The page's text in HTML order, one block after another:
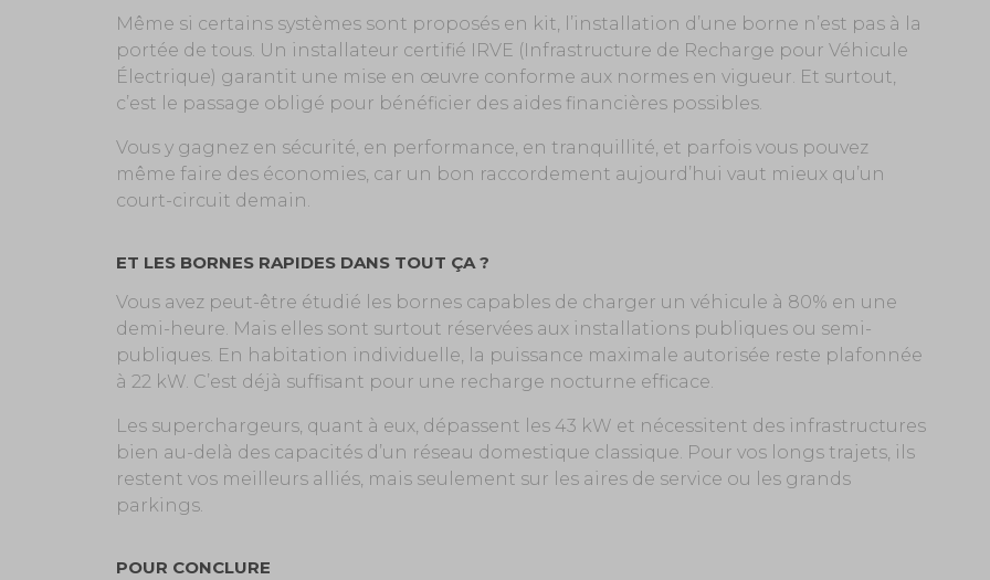
Même si certains systèmes sont proposés en kit, l’installation d’une borne n’est pas à la
portée de tous. Un installateur certifié IRVE (Infrastructure de Recharge pour Véhicule
Électrique) garantit une mise en œuvre conforme aux normes en vigueur. Et surtout,
c’est le passage obligé pour bénéficier des aides financières possibles.
Vous y gagnez en sécurité, en performance, en tranquillité, et parfois vous pouvez
même faire des économies, car un bon raccordement aujourd’hui vaut mieux qu’un
court-circuit demain.
ET LES BORNES RAPIDES DANS TOUT ÇA ?
Vous avez peut-être étudié les bornes capables de charger un véhicule à 80% en une
demi-heure. Mais elles sont surtout réservées aux installations publiques ou semi-
publiques. En habitation individuelle, la puissance maximale autorisée reste plafonnée
à 22 kW. C’est déjà suffisant pour une recharge nocturne efficace.
Les superchargeurs, quant à eux, dépassent les 43 kW et nécessitent des infrastructures
bien au-delà des capacités d’un réseau domestique classique. Pour vos longs trajets, ils
restent vos meilleurs alliés, mais seulement sur les aires de service ou les grands
parkings.
POUR CONCLURE